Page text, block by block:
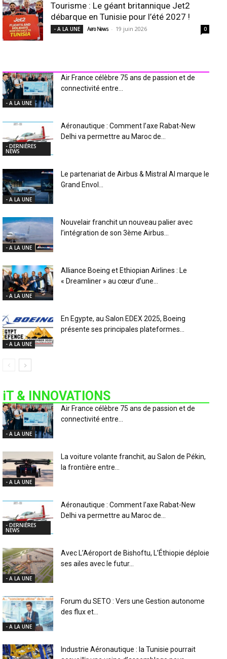
Tourisme : Le géant britannique Jet2
débarque en Tunisie pour l’été 2027 !
- A LA UNE Aero News - 19 juin 2026 0
- A LA UNE
Air France célèbre 75 ans de passion et de
connectivité entre...
- DERNIÈRES
NEWS
Aéronautique : Comment l’axe Rabat-New
Delhi va permettre au Maroc de...
- A LA UNE
Le partenariat de Airbus & Mistral AI marque le
Grand Envol...
- A LA UNE
Nouvelair franchit un nouveau palier avec
l’intégration de son 3ème Airbus...
- A LA UNE
Alliance Boeing et Ethiopian Airlines : Le
« Dreamliner » au cœur d’une...
- A LA UNE
En Egypte, au Salon EDEX 2025, Boeing
présente ses principales plateformes...
iT & INNOVATIONS
- A LA UNE
Air France célèbre 75 ans de passion et de
connectivité entre...
- A LA UNE
La voiture volante franchit, au Salon de Pékin,
la frontière entre...
- DERNIÈRES
NEWS
Aéronautique : Comment l’axe Rabat-New
Delhi va permettre au Maroc de...
- A LA UNE
Avec L’Aéroport de Bishoftu, L’Éthiopie déploie
ses ailes avec le futur...
- A LA UNE
Forum du SETO : Vers une Gestion autonome
des flux et...
Industrie Aéronautique : la Tunisie pourrait